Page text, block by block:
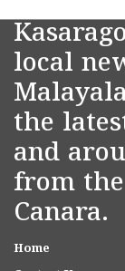
local
the
and
from
Canara.
Home